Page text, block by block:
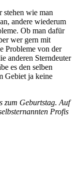
stehen wie man
andere wiederum
Ob man dafür
wer gern mit
Probleme von der
anderen Sterndeuter
es den selben
Gebiet ja keine
zum Geburtstag. Auf
Profis